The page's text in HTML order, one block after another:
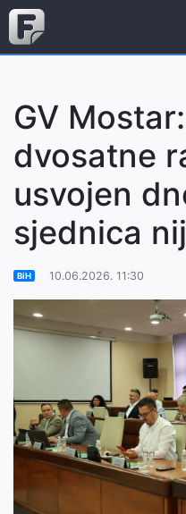
GV
dvosatne
usvojen
sjednica
BiH 10.06.2026. 11:30